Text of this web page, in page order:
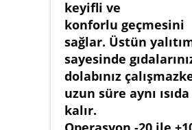
keyifli ve
konforlu geçmesini
sağlar. Üstün
sayesinde
dolabınız
uzun süre aynı
kalır.